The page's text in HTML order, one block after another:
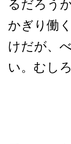
るだろう
かぎり働
けだが、
い。むし